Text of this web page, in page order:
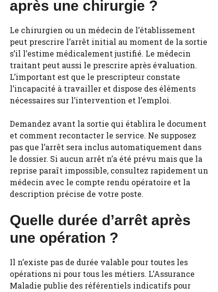
après une chirurgie ?
Le chirurgien ou un médecin de l’établissement
peut prescrire l’arrêt initial au moment de la sortie
s’il l’estime médicalement justifié. Le médecin
traitant peut aussi le prescrire après évaluation.
L’important est que le prescripteur constate
l’incapacité à travailler et dispose des éléments
nécessaires sur l’intervention et l’emploi.
Demandez avant la sortie qui établira le document
et comment recontacter le service. Ne supposez
pas que l’arrêt sera inclus automatiquement dans
le dossier. Si aucun arrêt n’a été prévu mais que la
reprise paraît impossible, consultez rapidement un
médecin avec le compte rendu opératoire et la
description précise de votre poste.
Quelle durée d’arrêt après
une opération ?
Il n’existe pas de durée valable pour toutes les
opérations ni pour tous les métiers. L’Assurance
Maladie publie des référentiels indicatifs pour